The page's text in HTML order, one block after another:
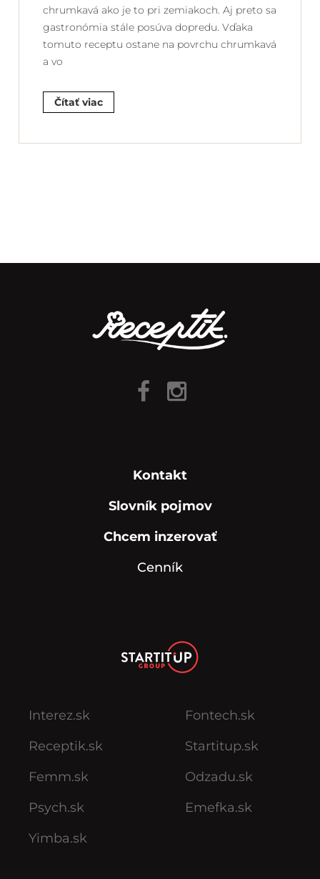
chrumkavá ako je to pri zemiakoch. Aj preto sa
gastronómia stále posúva dopredu. Vďaka
tomuto receptu ostane na povrchu chrumkavá
a vo
Čítať viac
Kontakt
Slovník pojmov
Chcem inzerovať
Cenník
Interez.sk
Receptik.sk
Femm.sk
Psych.sk
Yimba.sk
Fontech.sk
Startitup.sk
Odzadu.sk
Emefka.sk